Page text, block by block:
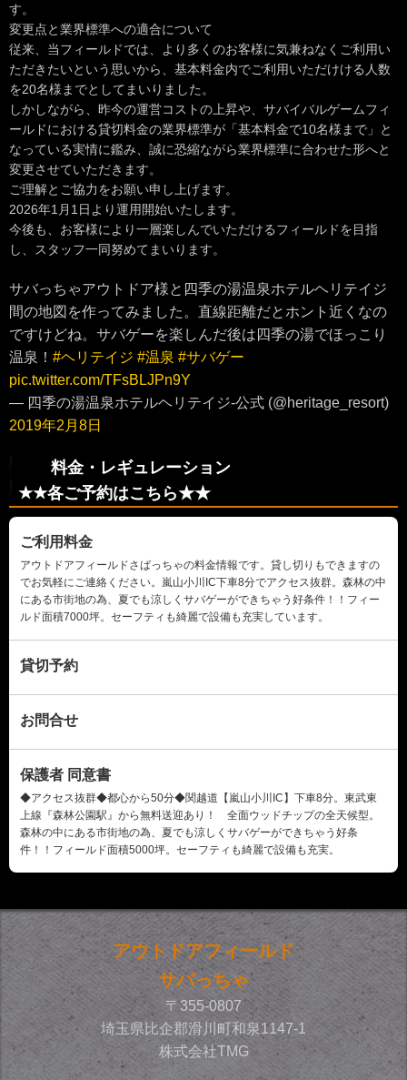
す。
変更点と業界標準への適合について
従来、当フィールドでは、より多くのお客様に気兼ねなくご利用い
ただきたいという思いから、基本料金内でご利用いただけける人数
を20名様までとしてまいりました。
しかしながら、昨今の運営コストの上昇や、サバイバルゲームフィ
ールドにおける貸切料金の業界標準が「基本料金で10名様まで」と
なっている実情に鑑み、誠に恐縮ながら業界標準に合わせた形へと
変更させていただきます。
ご理解とご協力をお願い申し上げます。
2026年1月1日より運用開始いたします。
今後も、お客様により一層楽しんでいただけるフィールドを目指
し、スタッフ一同努めてまいります。
サバっちゃアウトドア様と四季の湯温泉ホテルヘリテイジ
間の地図を作ってみました。直線距離だとホント近くなの
ですけどね。サバゲーを楽しんだ後は四季の湯でほっこり
温泉！ #ヘリテイジ #温泉 #サバゲー
pic.twitter.com/TFsBLJPn9Y
— 四季の湯温泉ホテルヘリテイジ-公式 (@heritage_resort)
2019年2月8日
料金・レギュレーション
★★各ご予約はこちら★★
ご利用料金
アウトドアフィールドさばっちゃの料金情報です。貸し切りもできますの
でお気軽にご連絡ください。嵐山小川IC下車8分でアクセス抜群。森林の中
にある市街地の為、夏でも涼しくサバゲーができちゃう好条件！！フィー
ルド面積7000坪。セーフティも綺麗で設備も充実しています。
貸切予約
お問合せ
保護者 同意書
◆アクセス抜群◆都心から50分◆関越道【嵐山小川IC】下車8分。東武東
上線『森林公園駅』から無料送迎あり！ 全面ウッドチップの全天候型。
森林の中にある市街地の為、夏でも涼しくサバゲーができちゃう好条
件！！フィールド面積5000坪。セーフティも綺麗で設備も充実。
アウトドアフィールド
サバっちゃ
〒355-0807
埼玉県比企郡滑川町和泉1147-1
株式会社TMG